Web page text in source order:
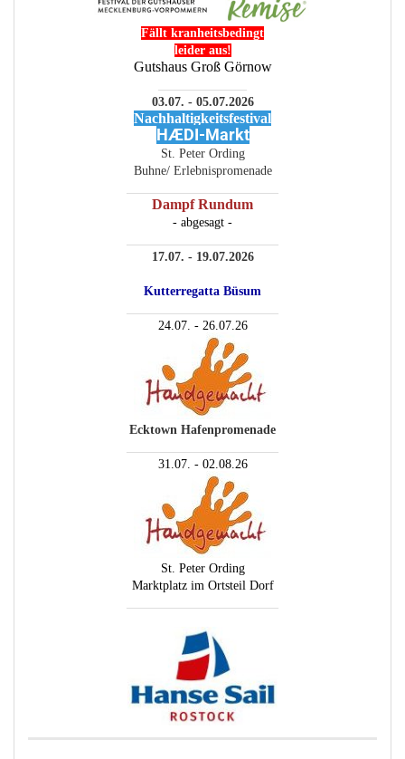
Fällt kranheitsbedingt
leider aus!
Gutshaus Groß Görnow
03.07. - 05.07.2026
Nachhaltigkeitsfestival
HÆDI-Markt
St. Peter Ording
Buhne/ Erlebnispromenade
Dampf Rundum
- abgesagt -
17.07. - 19.07.2026
Kutterregatta Büsum
24.07. - 26.07.26
Ecktown Hafenpromenade
31.07. - 02.08.26
St. Peter Ording
Marktplatz im Ortsteil Dorf